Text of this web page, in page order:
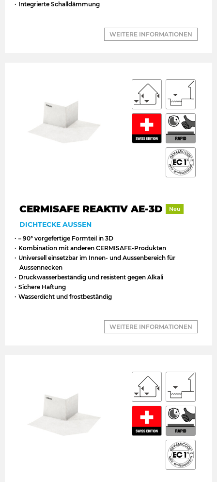
Integrierte Schalldämmung
WEITERE INFORMATIONEN
CERMISAFE REAKTIV AE-3D Neu
DICHTECKE AUSSEN
– 90° vorgefertige Formteil in 3D
Kombination mit anderen CERMISAFE-Produkten
Universell einsetzbar im Innen- und Aussenbereich für
Aussennecken
Druckwasserbeständig und resistent gegen Alkali
Sichere Haftung
Wasserdicht und frostbeständig
WEITERE INFORMATIONEN